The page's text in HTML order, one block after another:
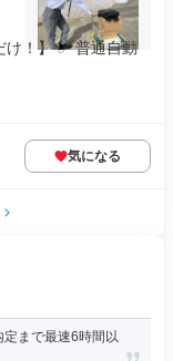
！】 ✅ 普通自動
気になる
定まで最速6時間以